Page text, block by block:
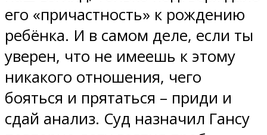
его «причастность» к рождению
ребёнка. И в самом деле, если ты
уверен, что не имеешь к этому
никакого отношения, чего
бояться и прятаться – приди и
сдай анализ. Суд назначил Гансу